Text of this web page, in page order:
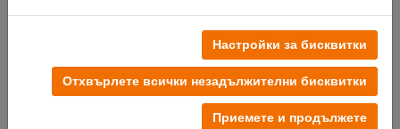
Настройки за бисквитки
Отхвърлете всички незадължителни бисквитки
Приемете и продължете
Опитайте безплатно сега
Общи условия